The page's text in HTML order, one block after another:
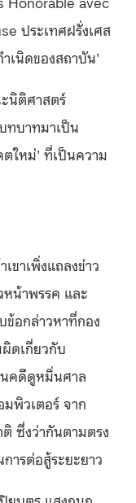
ประเทศฝรั่งเศส
เนิดของสถาบัน’
นิติศาสตร์
ทบาทมาเป็น
ใหม่’ ที่เป็นความ
ขาเพิ่งแถลงข่าว
น้าพรรค และ
ข้อกล่าวหาที่กอง
ดเกี่ยวกับ
นคดีดูหมิ่นศาล
พิวเตอร์ จาก
ซึ่งว่ากันตามตรง
ารต่อสู้ระยะยาว